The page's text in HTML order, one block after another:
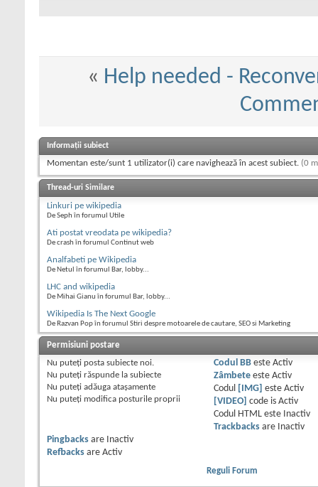
« Help needed -
Informații subiect
Momentan este/sunt 1 utilizator(i) care navighează în acest subiect. (0
Thread-uri Similare
Linkuri pe wikipedia
De Seph în forumul Utile
Ati postat vreodata pe wikipedia?
De crash în forumul Continut web
Analfabeti pe Wikipedia
De Netul în forumul Bar, lobby...
LHC and wikipedia
De Mihai Gianu în forumul Bar, lobby...
Wikipedia Is The Next Google
De Razvan Pop în forumul Stiri despre motoarele de cautare, SEO si Marketing
Permisiuni postare
Nu puteţi posta subiecte noi.
Nu puteţi răspunde la subiecte
Nu puteţi adăuga ataşamente
Nu puteţi modifica posturile proprii
Codul BBeste Activ
Zâmbeteeste Activ
Codul
[IMG] este Activ
[VIDEO]
code is Activ
Codul HTML este
Inactiv
Trackbacksare
Inactiv
Pingbacks are
Inactiv
Refbacks are Activ
Reguli Forum